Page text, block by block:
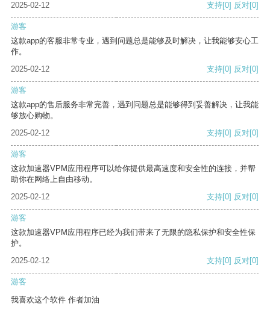
2025-02-12
支持[0] 反对[0]
游客
这款app的客服非常专业，遇到问题总是能够及时解决，让我能够安心工
作。
2025-02-12
支持[0] 反对[0]
游客
这款app的售后服务非常完善，遇到问题总是能够得到妥善解决，让我能
够放心购物。
2025-02-12
支持[0] 反对[0]
游客
这款加速器VPM应用程序可以给你提供最高速度和安全性的连接，并帮
助你在网络上自由移动。
2025-02-12
支持[0] 反对[0]
游客
这款加速器VPM应用程序已经为我们带来了无限的隐私保护和安全性保
护。
2025-02-12
支持[0] 反对[0]
游客
我喜欢这个软件 作者加油